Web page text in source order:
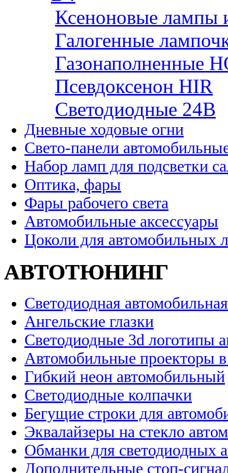
Ксеноновые лампы
Галогенные
Газонаполненные
Псевдоксенон HIR
Cветодиодные 24B
Дневные ходовые огни
Свето-панели
Набор ламп для подсветки
Оптика, фары
Фары рабочего света
Автомобильные аксессуары
Цоколи для автомобильных
АВТОТЮНИНГ
Светодиодная
Ангельские глазки
Светодиодные 3d логотипы
Автомобильные проекторы
Гибкий неон автомобильный
Светодиодные колпачки
Бегущие строки для
Эквалайзеры на стекло
Обманки для светодиодных
Дополнительные стоп-